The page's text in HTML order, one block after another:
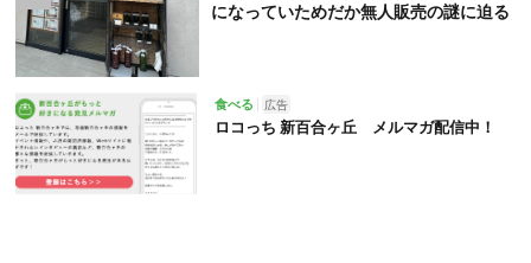
になっていためだか無人販売の謎に迫る
食べる 広告
ロコっち 新百合ヶ丘 メルマガ配信中！